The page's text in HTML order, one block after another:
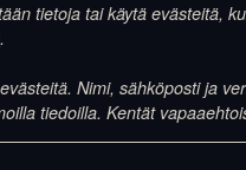
tietoja tai käytä evästeitä,
.
Nimi, sähköposti ja
tiedoilla. Kentät